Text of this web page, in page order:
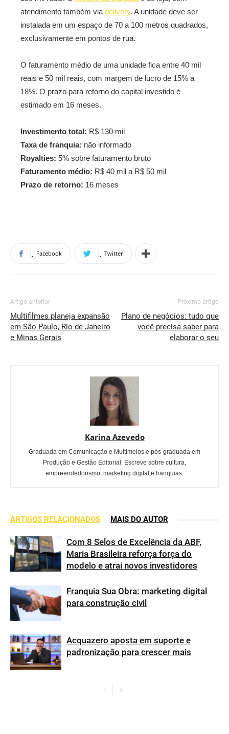
atendimento também via delivery. A unidade deve ser
instalada em um espaço de 70 a 100 metros quadrados,
exclusivamente em pontos de rua.
O faturamento médio de uma unidade fica entre 40 mil
reais e 50 mil reais, com margem de lucro de 15% a
18%. O prazo para retorno do capital investido é
estimado em 16 meses.
Investimento total: R$ 130 mil
Taxa de franquia: não informado
Royalties: 5% sobre faturamento bruto
Faturamento médio: R$ 40 mil a R$ 50 mil
Prazo de retorno: 16 meses
Facebook Twitter
Artigo anterior
Multifilmes planeja expansão
em São Paulo, Rio de Janeiro
e Minas Gerais
Próximo artigo
Plano de negócios: tudo que
você precisa saber para
elaborar o seu
Karina Azevedo
Graduada em Comunicação e Multimeios e pós-graduada em
Produção e Gestão Editorial. Escreve sobre cultura,
empreendedorismo, marketing digital e franquias.
ARTIGOS RELACIONADOS MAIS DO AUTOR
Com 8 Selos de Excelência da ABF,
Maria Brasileira reforça força do
modelo e atrai novos investidores
Franquia Sua Obra: marketing digital
para construção civil
Acquazero aposta em suporte e
padronização para crescer mais